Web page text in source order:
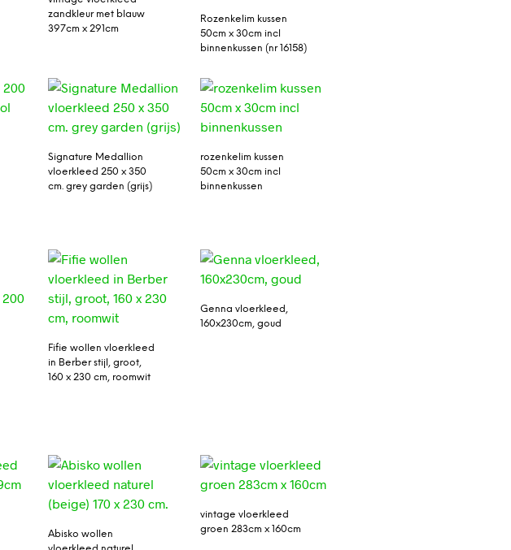
zandkleur met blauw
397cm x 291cm
Rozenkelim kussen
50cm x 30cm incl
binnenkussen (nr 16158)
Signature Medallion
vloerkleed 250 x 350
cm. grey garden (grijs)
rozenkelim kussen
50cm x 30cm incl
binnenkussen
Fifie wollen vloerkleed
in Berber stijl, groot,
160 x 230 cm, roomwit
Genna vloerkleed,
160x230cm, goud
Abisko wollen
vintage vloerkleed
groen 283cm x 160cm